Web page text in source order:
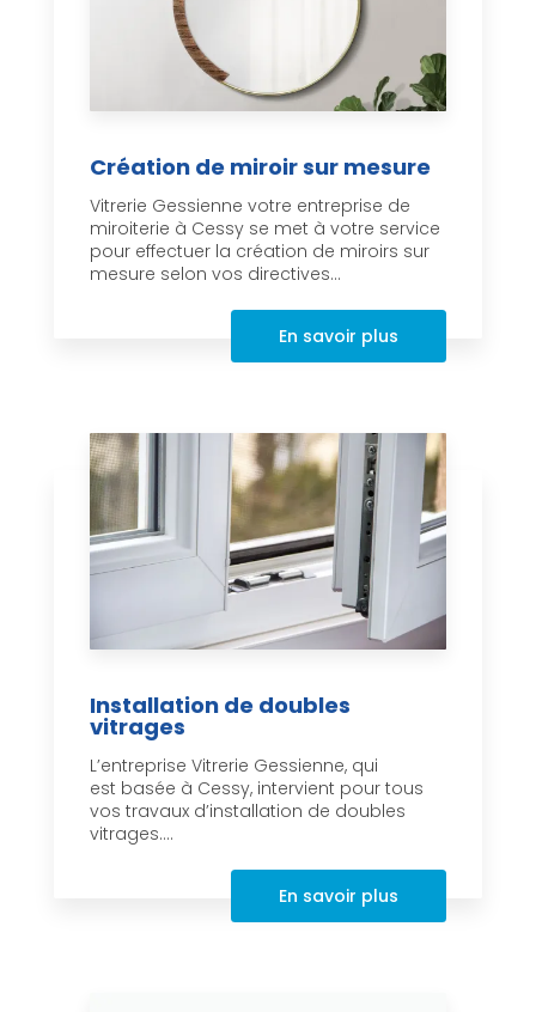
Création de miroir sur mesure
Vitrerie Gessienne votre entreprise de
miroiterie à Cessy se met à votre service
pour effectuer la création de miroirs sur
mesure selon vos directives...
En savoir plus
Installation de doubles
vitrages
L’entreprise Vitrerie Gessienne, qui
est basée à Cessy, intervient pour tous
vos travaux d’installation de doubles
vitrages....
En savoir plus